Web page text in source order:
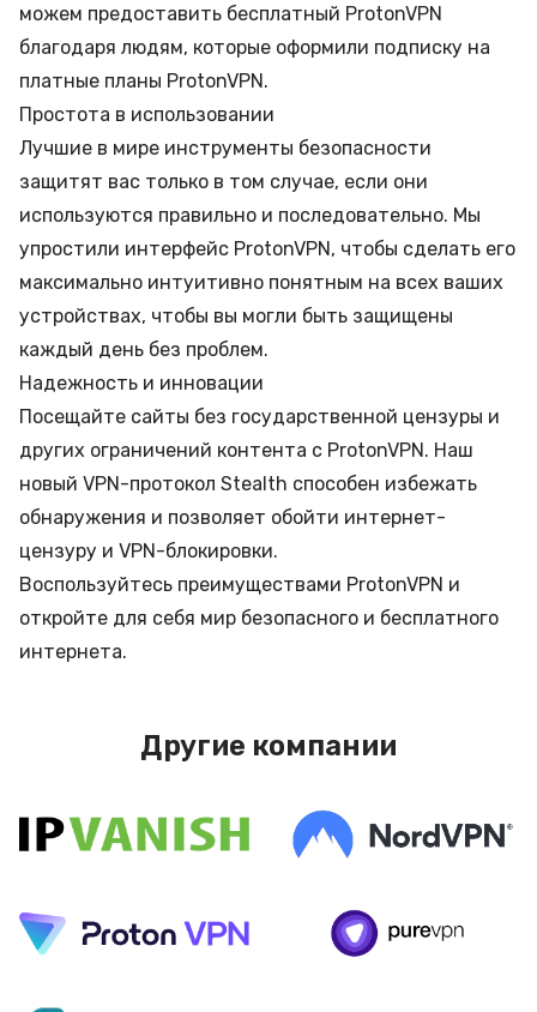
можем предоставить бесплатный ProtonVPN
благодаря людям, которые оформили подписку на
платные планы ProtonVPN.
Простота в использовании
Лучшие в мире инструменты безопасности
защитят вас только в том случае, если они
используются правильно и последовательно. Мы
упростили интерфейс ProtonVPN, чтобы сделать его
максимально интуитивно понятным на всех ваших
устройствах, чтобы вы могли быть защищены
каждый день без проблем.
Надежность и инновации
Посещайте сайты без государственной цензуры и
других ограничений контента с ProtonVPN. Наш
новый VPN-протокол Stealth способен избежать
обнаружения и позволяет обойти интернет-
цензуру и VPN-блокировки.
Воспользуйтесь преимуществами ProtonVPN и
откройте для себя мир безопасного и бесплатного
интернета.
Другие компании